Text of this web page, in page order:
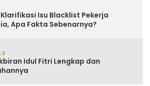
Isu Blacklist Pekerja
Apa Fakta Sebenarnya?
Idul Fitri Lengkap dan